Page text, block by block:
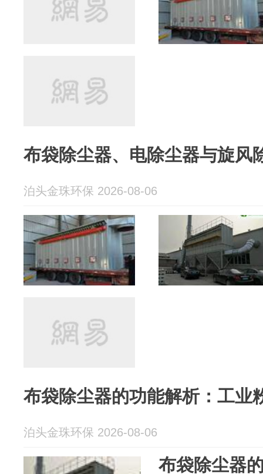
布袋除尘器、电除尘器与旋风
泊头金珠环保 2026-08-06
布袋除尘器的功能解析：工业
泊头金珠环保 2026-08-06
布袋除尘器